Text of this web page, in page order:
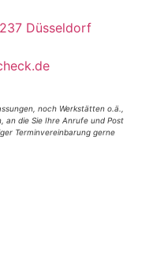
Düsseldorf
noch Werkstätten o.ä.,
an die Sie Ihre Anrufe und Post
Terminvereinbarung gerne